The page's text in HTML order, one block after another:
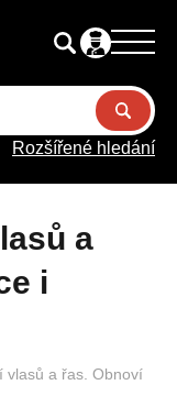
Rozšířené hledání
i
vlasů a řas. Obnoví